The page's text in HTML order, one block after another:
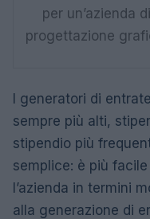
per un’azienda di
progettazione
I generatori di
sempre più alti,
stipendio più
semplice: è più
l’azienda in termini
alla generazione di